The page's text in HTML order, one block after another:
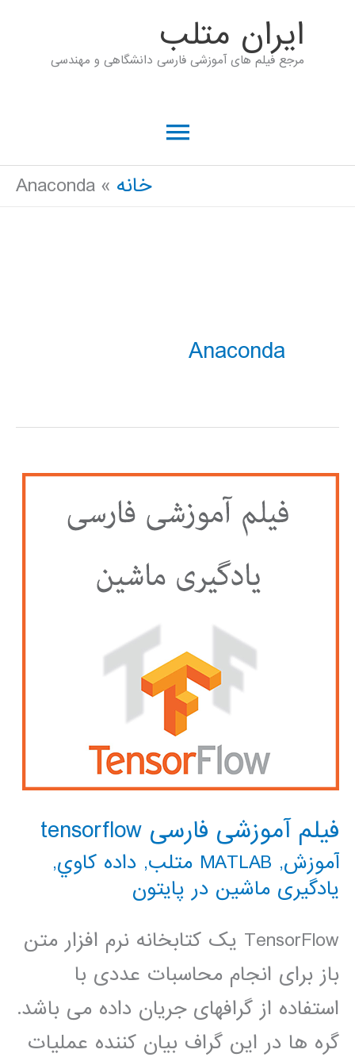
ايران متلب
مرجع فیلم های آموزشی فارسی دانشگاهی و مهندسی
فهرست
اصلی
خانه Anaconda
Anaconda
فیلم آموزشی فارسی tensorflow
آموزش, MATLAB متلب , داده كاوي,
یادگیری ماشین در پایتون
TensorFlow یک کتابخانه نرم افزار متن
باز برای انجام محاسبات عددی با
استفاده از گرافهای جریان داده می باشد.
گره ها در این گراف بیان کننده عملیات